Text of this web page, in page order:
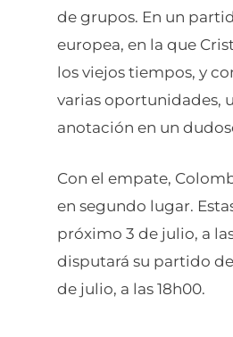
de grupos. En un
europea, en la que
los viejos tiempos, y
varias oportunidades,
anotación en un
Con el empate,
en segundo lugar.
próximo 3 de julio, a
disputará su partido
de julio, a las 18h00.